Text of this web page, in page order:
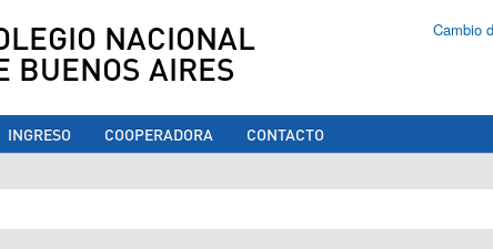
NACIONAL
BUENOS AIRES
Cambio
INGRESO COOPERADORA CONTACTO
usted aquí